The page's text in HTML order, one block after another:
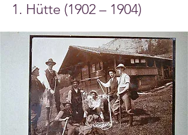
1. Hütte (1902 – 1904)